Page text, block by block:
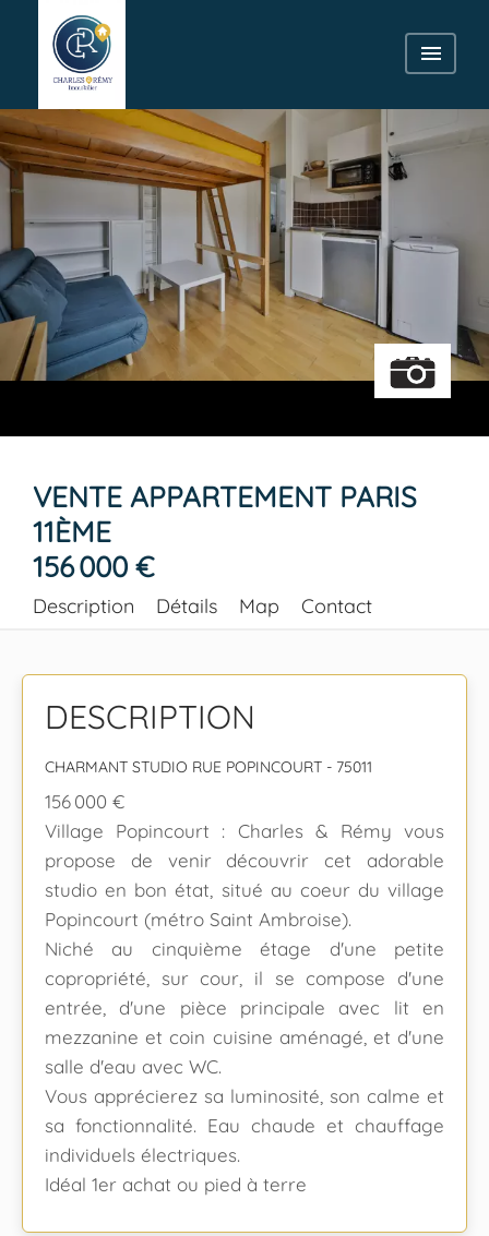
VENTE APPARTEMENT PARIS
11ÈME
156 000 €
Description Détails Map Contact
DESCRIPTION
CHARMANT STUDIO RUE POPINCOURT - 75011
156 000 €
Village Popincourt : Charles & Rémy vous
propose de venir découvrir cet adorable
studio en bon état, situé au coeur du village
Popincourt (métro Saint Ambroise).
Niché au cinquième étage d'une petite
copropriété, sur cour, il se compose d'une
entrée, d'une pièce principale avec lit en
mezzanine et coin cuisine aménagé, et d'une
salle d'eau avec WC.
Vous apprécierez sa luminosité, son calme et
sa fonctionnalité. Eau chaude et chauffage
individuels électriques.
Idéal 1er achat ou pied à terre